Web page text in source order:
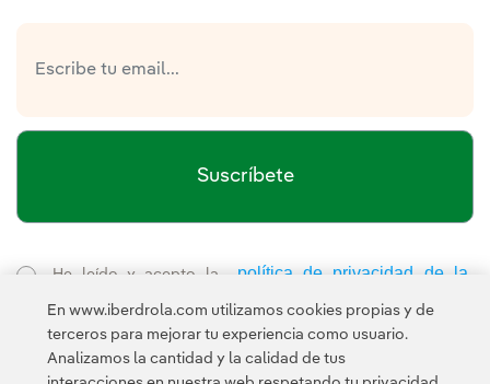
Suscríbete
He leído y acepto la
política de privacidad de la
Newsletter
Enlace externo, se abre en ventana nueva.
Esta página está protegida por reCAPTCHA y se aplican la
Política de privacidad y los
En www.iberdrola.com utilizamos cookies propias y de
terceros para mejorar tu experiencia como usuario.
Analizamos la cantidad y la calidad de tus